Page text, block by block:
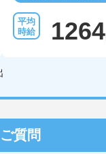
1264
質問